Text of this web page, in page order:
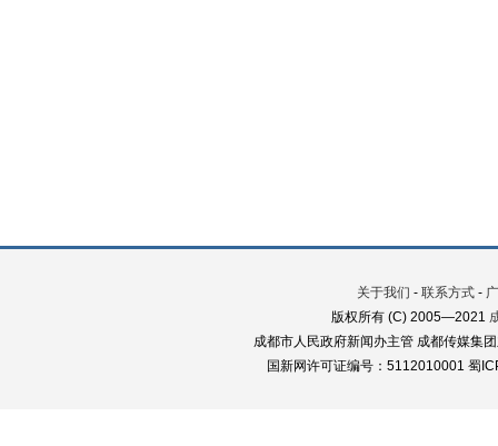
关于我们 - 联系方式 -
版权所有 (C) 2005—2021
成都市人民政府新闻办主管 成都传媒集
国新网许可证编号：5112010001 蜀